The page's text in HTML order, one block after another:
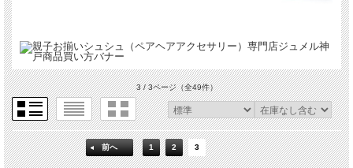
3 / 3ページ（全49件）
前へ 1 2 3